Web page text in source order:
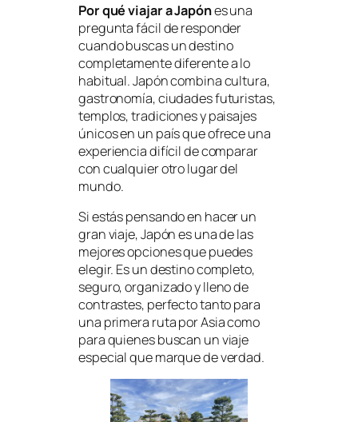
Por qué viajar a Japónes una
pregunta fácil de responder
cuando buscas un destino
completamente diferente a lo
habitual. Japón combina cultura,
gastronomía, ciudades futuristas,
templos, tradiciones y paisajes
únicos en un país que ofrece una
experiencia difícil de comparar
con cualquier otro lugar del
mundo.
Si estás pensando en hacer un
gran viaje, Japón es una de las
mejores opciones que puedes
elegir. Es un destino completo,
seguro, organizado y lleno de
contrastes, perfecto tanto para
una primera ruta por Asia como
para quienes buscan un viaje
especial que marque de verdad.